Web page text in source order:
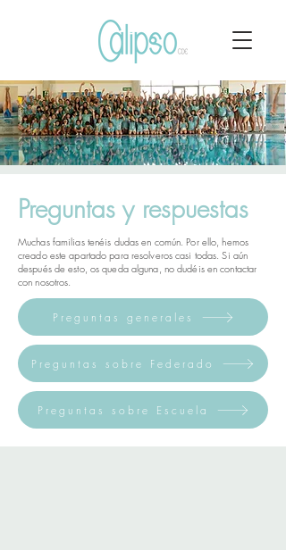
Preguntas y respuestas
Muchas familias tenéis dudas en común. Por ello, hemos
creado este apartado para resolveros casi todas.Si aún
después de esto, os queda alguna, no dudéis en contactar
con nosotros.
Preguntas generales
Preguntas sobre Federado
Preguntas sobre Escuela